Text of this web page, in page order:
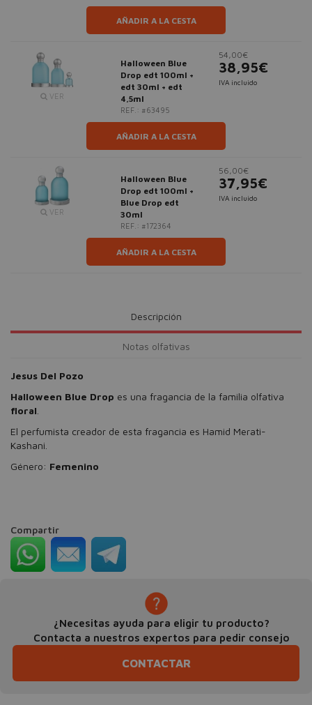
AÑADIR A LA CESTA
VER
Halloween Blue
Drop edt 100ml +
edt 30ml + edt
4,5ml
REF.: #63495
54,00€
38,95€
IVA incluido
AÑADIR A LA CESTA
VER
Halloween Blue
Drop edt 100ml +
Blue Drop edt
30ml
REF.: #172364
56,00€
37,95€
IVA incluido
AÑADIR A LA CESTA
Descripción
Notas olfativas
Jesus Del Pozo
Halloween Blue Drop es una fragancia de la familia olfativa
floral
El perfumista creador de esta fragancia es Hamid Merati-
Kashani.
Género: Femenino
Compartir
¿Necesitas ayuda para eligir tu producto?
Contacta a nuestros expertos para pedir consejo
CONTACTAR